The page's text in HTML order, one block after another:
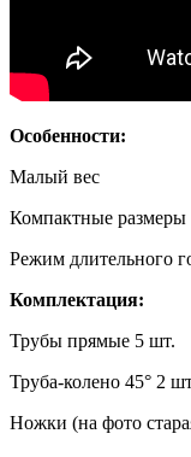
Особенности:
Малый вес
Компактные размеры
Режим длительного
Комплектация:
Трубы прямые 5 шт.
Труба-колено 45° 2
Ножки (на фото